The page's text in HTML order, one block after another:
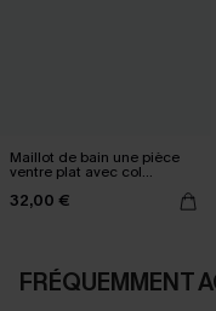
Maillot de bain une pièce
ventre plat avec col
plongeant prune
32,00 €
FRÉQUEMMENT